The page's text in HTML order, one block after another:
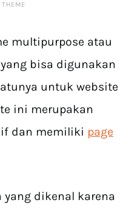
multipurpose atau
bisa digunakan
untuk website
ini merupakan
dan memiliki page
dikenal karena